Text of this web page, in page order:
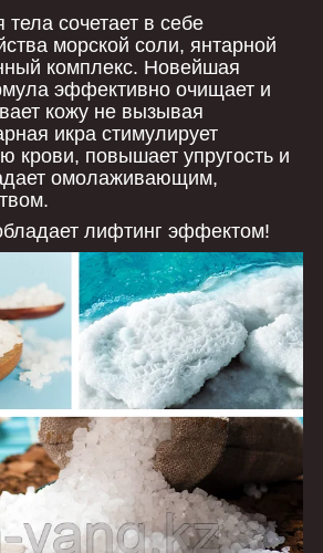
сочетает в себе
морской соли, янтарной
комплекс. Новейшая
эффективно очищает и
кожу не вызывая
икра стимулирует
крови, повышает упругость и
омолаживающим,
лифтинг эффектом!